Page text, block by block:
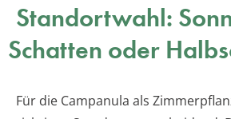
Standortwahl:
Schatten oder
Für die Campanula als